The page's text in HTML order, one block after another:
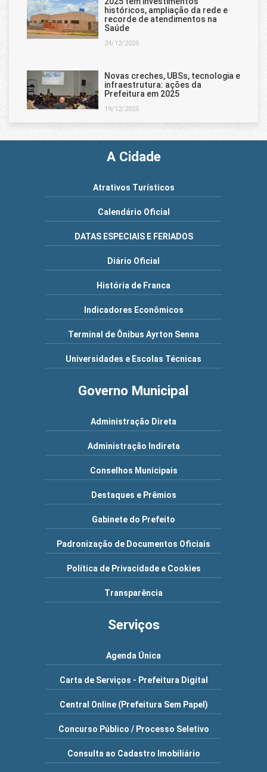
históricos, ampliação da rede e
recorde de atendimentos na
Saúde
24/12/2025
Novas creches, UBSs, tecnologia e
infraestrutura: ações da
Prefeitura em 2025
19/12/2025
A Cidade
Atrativos Turísticos
Calendário Oficial
DATAS ESPECIAIS E FERIADOS
Diário Oficial
História de Franca
Indicadores Econômicos
Terminal de Ônibus Ayrton Senna
Universidades e Escolas Técnicas
Governo Municipal
Administração Direta
Administração Indireta
Conselhos Municipais
Destaques e Prêmios
Gabinete do Prefeito
Padronização de Documentos Oficiais
Política de Privacidade e Cookies
Transparência
Serviços
Agenda Única
Carta de Serviços - Prefeitura Digital
Central Online (Prefeitura Sem Papel)
Concurso Público / Processo Seletivo
Consulta ao Cadastro Imobiliário